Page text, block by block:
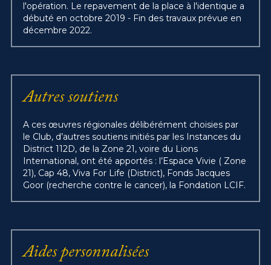
l'opération. Le repavement de la place à l'identique a
débuté en octobre 2019 - Fin des travaux prévue en
décembre 2022.
Autres soutiens
A ces œuvres régionales délibérément choisies par
le Club, d’autres soutiens initiés par les Instances du
District 112D, de la Zone 21, voire du Lions
International, ont été apportés : l’Espace Vivie ( Zone
21), Cap 48, Viva For Life (District), Fonds Jacques
Goor (recherche contre le cancer), la Fondation LCIF.
Aides personnalisées